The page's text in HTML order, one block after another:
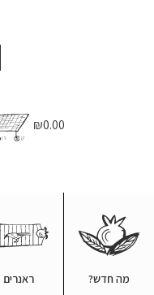
₪0.00
ראנרים מה חדש?